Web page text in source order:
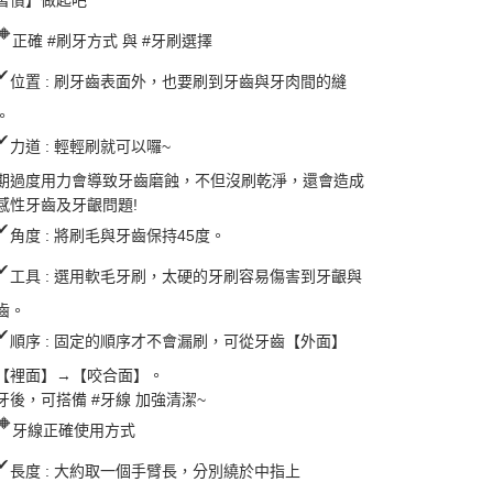
正確 #刷牙方式 與 #牙刷選擇
位置 : 刷牙齒表面外，也要刷到牙齒與牙肉間的縫
力道 : 輕輕刷就可以囉~
過度用力會導致牙齒磨蝕，不但沒刷乾淨，還會造成
性牙齒及牙齦問題!
角度 : 將刷毛與牙齒保持45度。
工具 : 選用軟毛牙刷，太硬的牙刷容易傷害到牙齦與
。
順序 : 固定的順序才不會漏刷，可從牙齒【外面】
裡面】→【咬合面】。
後，可搭備 #牙線 加強清潔~
牙線正確使用方式
長度 : 大約取一個手臂長，分別繞於中指上